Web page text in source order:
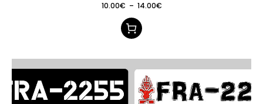
10.00€ – 14.00€